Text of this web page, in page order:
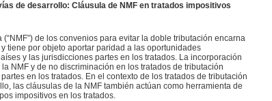
de desarrollo: Cláusula de NMF en tratados impositivos
de los convenios para evitar la doble tributación encarna
tiene por objeto aportar paridad a las oportunidades
y las jurisdicciones partes en los tratados. La incorporación
NMF y de no discriminación en los tratados de tributación
en los tratados. En el contexto de los tratados de tributación
las cláusulas de la NMF también actúan como herramienta de
impositivos en los tratados.